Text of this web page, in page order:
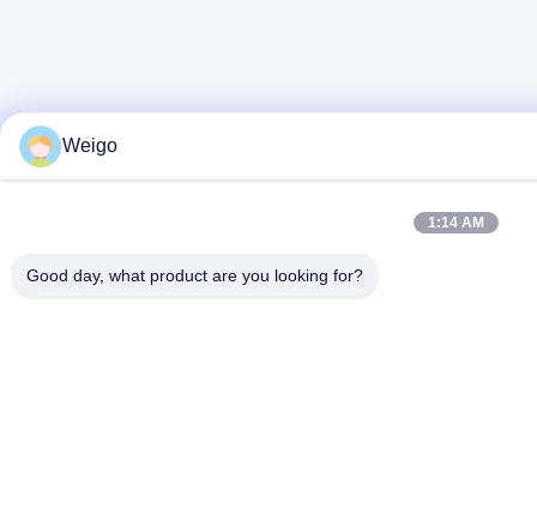
Weigo
1:14 AM
Good day, what product are you looking for?